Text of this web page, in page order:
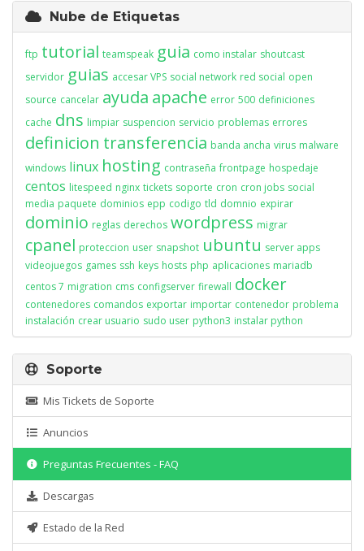
Nube de Etiquetas
ftp tutorial teamspeak guia como instalar shoutcast
servidor guias accesar VPS social network red social open
source cancelar ayuda apache error 500 definiciones
cache dns limpiar suspencion servicio problemas errores
definicion transferencia banda ancha virus malware
windows linux hosting contraseña frontpage hospedaje
centos litespeed nginx tickets soporte cron cron jobs social
media paquete dominios epp codigo tld domnio expirar
dominio reglas derechos wordpress migrar
cpanel proteccion user snapshot ubuntu server apps
videojuegos games ssh keys hosts php aplicaciones mariadb
centos 7 migration cms configserver firewall docker
contenedores comandos exportar importar contenedor problema
instalación crear usuario sudo user python3 instalar python
Soporte
Mis Tickets de Soporte
Anuncios
Preguntas Frecuentes - FAQ
Descargas
Estado de la Red